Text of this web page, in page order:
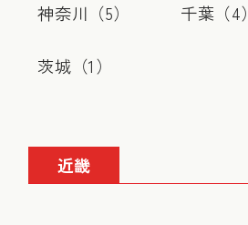
神奈川（5） 千葉（4）
茨城（1）
近畿